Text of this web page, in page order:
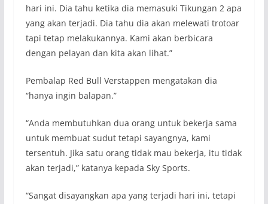
hari ini. Dia tahu ketika dia memasuki Tikungan 2 apa
yang akan terjadi. Dia tahu dia akan melewati trotoar
tapi tetap melakukannya. Kami akan berbicara
dengan pelayan dan kita akan lihat.”
Pembalap Red Bull Verstappen mengatakan dia
“hanya ingin balapan.”
“Anda membutuhkan dua orang untuk bekerja sama
untuk membuat sudut tetapi sayangnya, kami
tersentuh. Jika satu orang tidak mau bekerja, itu tidak
akan terjadi,” katanya kepada Sky Sports.
“Sangat disayangkan apa yang terjadi hari ini, tetapi